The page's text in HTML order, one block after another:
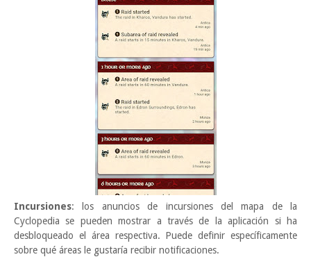
Incursiones: los anuncios de incursiones del mapa de la
Cyclopedia se pueden mostrar a través de la aplicación si ha
desbloqueado el área respectiva. Puede definir específicamente
sobre qué áreas le gustaría recibir notificaciones.